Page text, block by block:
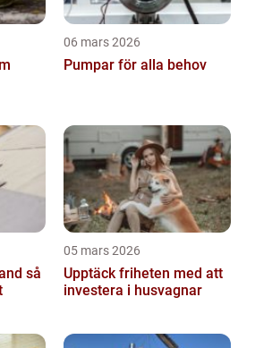
06 mars 2026
Pumpar för alla behov
så
05 mars 2026
Upptäck friheten med att
investera i husvagnar